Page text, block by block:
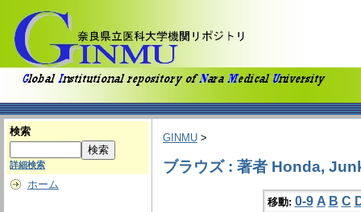
検索
詳細検索
ホーム
GINMU >
ブラウズ : 著者 Honda,
移動: 0-9 A B C